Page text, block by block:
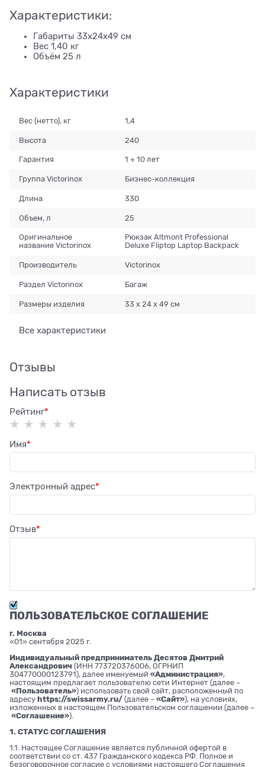
Характеристики:
Габариты 33x24x49 см
Вес 1,40 кг
Объём 25 л
Характеристики
Вес (нетто), кг 1,4
Высота 240
Гарантия 1 + 10 лет
Группа Victorinox Бизнес-коллекция
Длина 330
Объем, л 25
Оригинальное
название Victorinox
Рюкзак Altmont Professional
Deluxe Fliptop Laptop Backpack
Производитель Victorinox
Раздел Victorinox Багаж
Размеры изделия 33 x 24 x 49 см
Все характеристики
Отзывы
Написать отзыв
Рейтинг
Имя
Электронный адрес
Отзыв
ПОЛЬЗОВАТЕЛЬСКОЕ СОГЛАШЕНИЕ
г. Москва
«01» сентября 2025 г.
Индивидуальный предприниматель Десятов Дмитрий
Александрович (ИНН 773720376006, ОГРНИП
304770000123791), далее именуемый «Администрация»,
настоящим предлагает пользователю сети Интернет (далее –
«Пользователь») использовать свой сайт, расположенный по
адресу https://swissarmy.ru/ (далее – «Сайт»), на условиях,
изложенных в настоящем Пользовательском соглашении (далее –
«Соглашение»).
1. СТАТУС СОГЛАШЕНИЯ
1.1. Настоящее Соглашение является публичной офертой в
соответствии со ст. 437 Гражданского кодекса РФ. Полное и
безоговорочное согласие с условиями настоящего Соглашения